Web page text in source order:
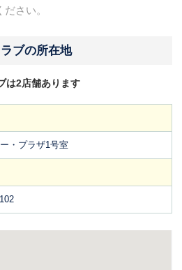
さい。
ブの所在地
は2店舗あります
・プラザ1号室